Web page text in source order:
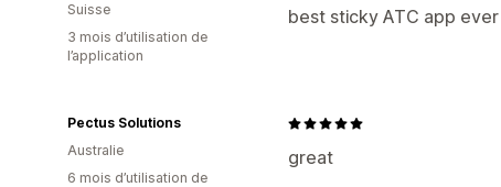
best sticky ATC app ever
Suisse
3 mois d’utilisation de
l’application
great
Pectus Solutions
Australie
6 mois d’utilisation de